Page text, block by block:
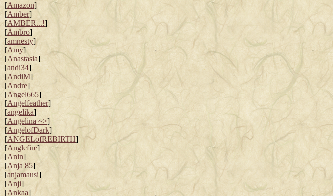
[Amazon]
[Amber]
[AMBER...!]
[Ambro]
[amnesty]
[Amy]
[Anastasia]
[andi34]
[AndiM]
[Andre]
[Angel665]
[Angelfeather]
[angelika]
[Angelina ~>]
[AngelofDark]
[ANGELofREBIRTH]
[Anglefire]
[Anin]
[Anja 85]
[anjamausi]
[Anji]
[Ankaa]